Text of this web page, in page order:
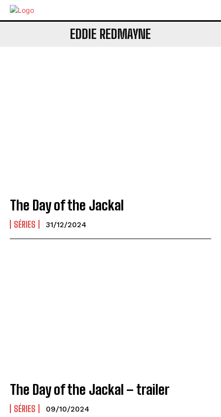
EDDIE REDMAYNE
The Day of the Jackal
SÉRIES 31/12/2024
The Day of the Jackal – trailer
SÉRIES 09/10/2024